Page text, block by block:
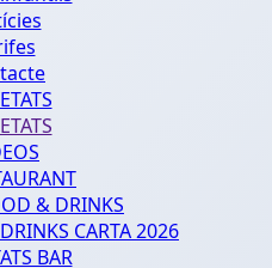
& DRINKS
CARTA 2026
BAR